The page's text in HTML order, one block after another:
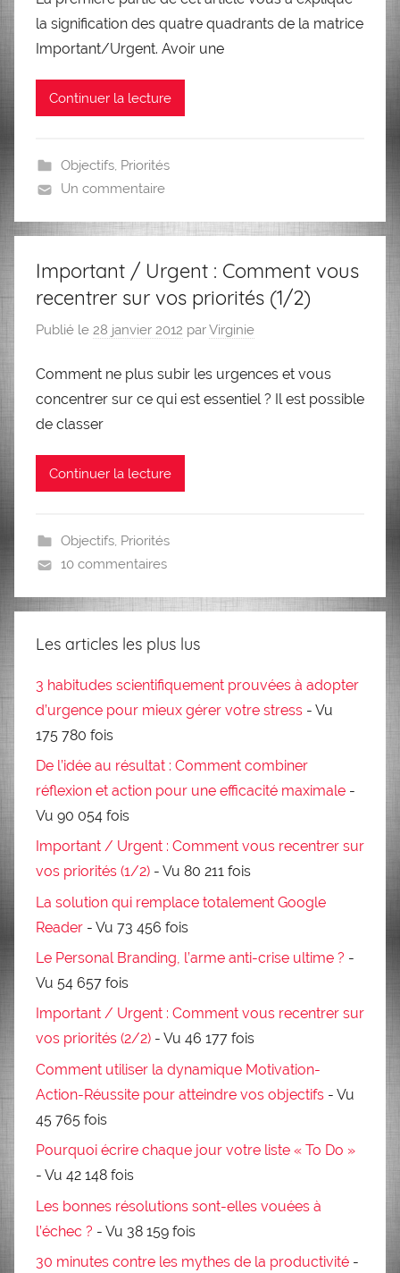
la signification des quatre quadrants de la matrice
Important/Urgent. Avoir une
Continuer la lecture
Objectifs, Priorités
Un commentaire
Important / Urgent : Comment vous
recentrer sur vos priorités (1/2)
Publié le 28 janvier 2012 parVirginie
Comment ne plus subir les urgences et vous
concentrer sur ce qui est essentiel ? Il est possible
de classer
Continuer la lecture
Objectifs, Priorités
10 commentaires
Les articles les plus lus
3 habitudes scientifiquement prouvées à adopter
d’urgence pour mieux gérer votre stress - Vu
175 780 fois
De l’idée au résultat : Comment combiner
réflexion et action pour une efficacité maximale -
Vu 90 054 fois
Important / Urgent : Comment vous recentrer sur
vos priorités (1/2) - Vu 80 211 fois
La solution qui remplace totalement Google
Reader - Vu 73 456 fois
Le Personal Branding, l’arme anti-crise ultime ? -
Vu 54 657 fois
Important / Urgent : Comment vous recentrer sur
vos priorités (2/2) - Vu 46 177 fois
Comment utiliser la dynamique Motivation-
Action-Réussite pour atteindre vos objectifs - Vu
45 765 fois
Pourquoi écrire chaque jour votre liste « To Do »
- Vu 42 148 fois
Les bonnes résolutions sont-elles vouées à
l’échec ? - Vu 38 159 fois
30 minutes contre les mythes de la productivité -